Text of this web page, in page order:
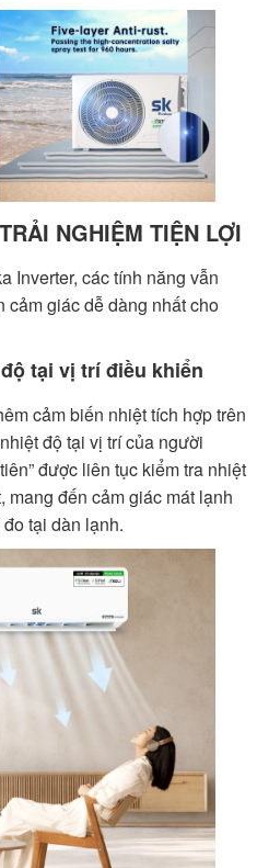
NGHIỆM TIỆN LỢI
Inverter, các tính năng vẫn
giác dễ dàng nhất cho
tại vị trí điều khiển
cảm biến nhiệt tích hợp trên
độ tại vị trí của người
được liên tục kiểm tra nhiệt
đến cảm giác mát lạnh
tại dàn lạnh.